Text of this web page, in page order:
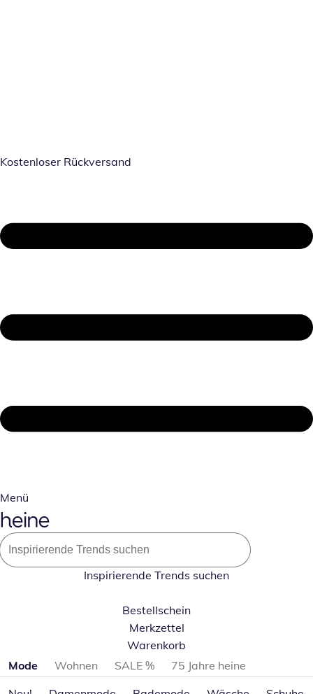
Kostenloser Rückversand
Menü
Inspirierende Trends suchen
Bestellschein
Merkzettel
Warenkorb
Produktkategorien überspringen
Mode Wohnen SALE %
75 Jahre heine